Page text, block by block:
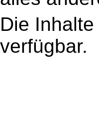
Die
verfügbar.